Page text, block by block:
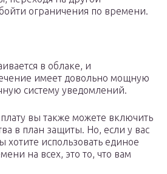
ограничения по времени.
в облаке, и
имеет довольно мощную
систему уведомлений.
вы также можете включить
в план защиты. Но, если у вас
хотите использовать единое
на всех, это то, что вам